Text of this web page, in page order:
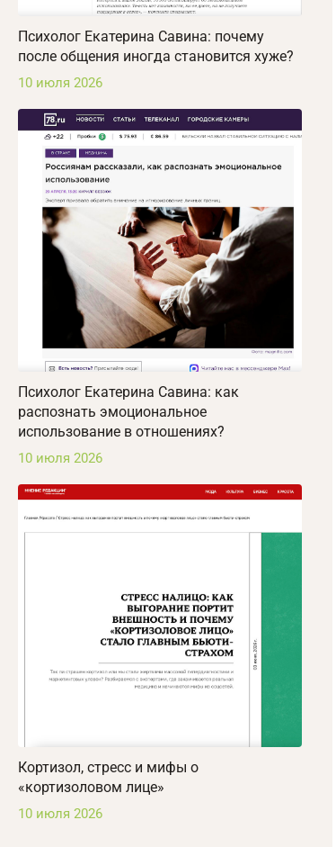
Психолог Екатерина Савина: почему
после общения иногда становится хуже?
10 июля 2026
Психолог Екатерина Савина: как
распознать эмоциональное
использование в отношениях?
10 июля 2026
Кортизол, стресс и мифы о
«кортизоловом лице»
10 июля 2026